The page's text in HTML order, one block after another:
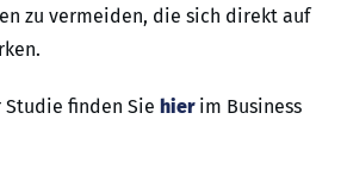
zu vermeiden, die sich direkt auf
finden Sie hierim Business